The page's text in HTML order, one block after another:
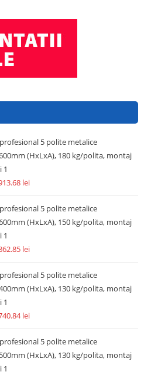
5 polite metalice
(HxLxA), 180 kg/polita, montaj
1
lei
5 polite metalice
(HxLxA), 150 kg/polita, montaj
1
lei
5 polite metalice
(HxLxA), 130 kg/polita, montaj
1
lei
5 polite metalice
(HxLxA), 130 kg/polita, montaj
1